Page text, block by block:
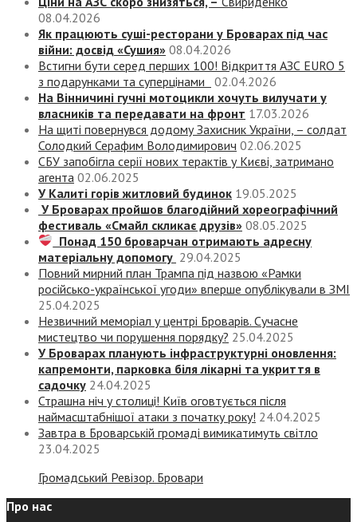
08.04.2026
Як працюють суші-ресторани у Броварах під час
війни: досвід «Сушия» 08.04.2026
Встигни бути серед перших 100! Відкриття АЗС EURO 5
з подарунками та суперцінами
02.04.2026
На Вінничині гучні мотоцикли хочуть вилучати у
власників та передавати на фронт 17.03.2026
На щиті повернувся додому Захисник України, – солдат
Солодкий Серафим Володимирович 02.06.2025
СБУ запобігла серії нових терактів у Києві, затримано
агента 02.06.2025
У Калиті горів житловий будинок 19.05.2025
У Броварах пройшов благодійний хореографічний
фестиваль «Смайл скликає друзів» 08.05.2025
Понад 150 броварчан отримають адресну
матеріальну допомогу 29.04.2025
Повний мирний план Трампа під назвою «‎Рамки
російсько-української угоди» вперше опублікували в ЗМІ
25.04.2025
Незвичний меморіал у центрі Броварів. Сучасне
мистецтво чи порушення порядку? 25.04.2025
У Броварах планують інфраструктурні оновлення:
капремонти, парковка біля лікарні та укриття в
садочку 24.04.2025
Страшна ніч у столиці! Київ оговтується після
наймасштабнішої атаки з початку року! 24.04.2025
Завтра в Броварській громаді вимикатимуть світло
23.04.2025
Громадський Ревізор. Бровари
Про нас